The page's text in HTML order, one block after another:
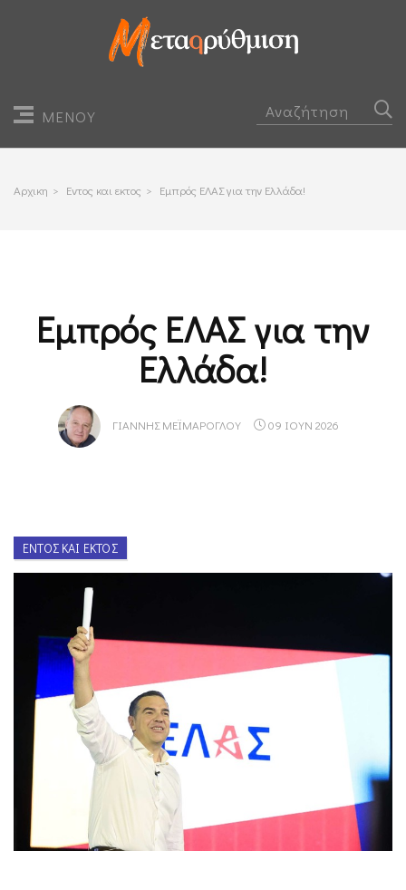
ΜΕΝΟΥ
Αρχικη > Εντος και εκτος > Εμπρός ΕΛΑΣ για την Ελλάδα!
Εμπρός ΕΛΑΣ για την
Ελλάδα!
ΓΙΆΝΝΗΣ ΜΕΪΜΆΡΟΓΛΟΥ 09 ΙΟΥΝ 2026
ΕΝΤΌΣ ΚΑΙ ΕΚΤΌΣ